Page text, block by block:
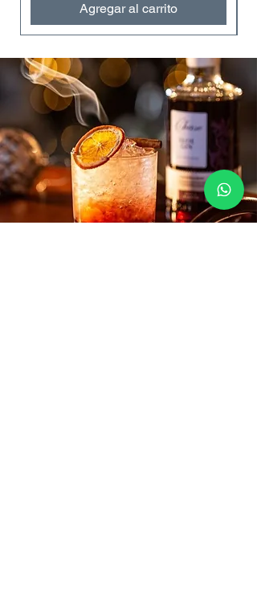
Agregar al carrito